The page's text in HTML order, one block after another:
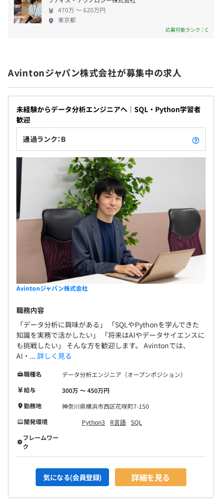
社会保険完備（雇用/労災/厚生年金/健康）
6ヵ月（その間の給与・待遇に差異なし）
470万 〜 620万円
東京都
応募可能ランク：C
Avintonジャパン株式会社が募集中の求人
未経験からデータ分析エンジニアへ｜SQL・Python学習者
歓迎
通過ランク：B
Avintonジャパン株式会社
職務内容
「データ分析に興味がある」 「SQLやPythonを学んできた
知識を実務で活かしたい」 「将来はAIやデータサイエンスに
も挑戦したい」 そんな方を歓迎します。 Avintonでは、
AI・... 詳しく見る
職種名
データ分析エンジニア（オープンポジション）
給与
300万 〜 450万円
勤務地
神奈川県横浜市西区花咲町7-150
開発環境
Python3 R言語 SQL
フレームワー
ク
気になる(会員登録) 詳細を見る